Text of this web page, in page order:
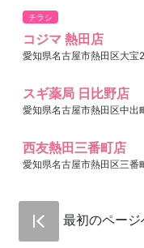
チラシ
コジマ 熱田店
愛知県名古屋市熱田区大
スギ薬局 日比野店
愛知県名古屋市熱田区中出
西友熱田三番町店
愛知県名古屋市熱田区三
最初のページ